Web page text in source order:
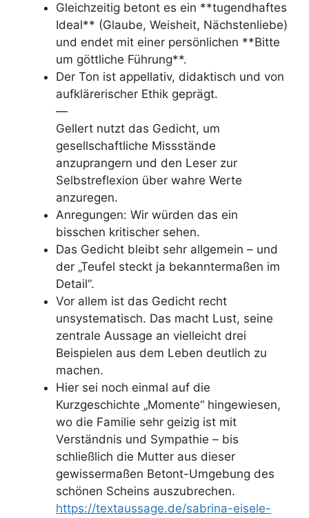
Gleichzeitig betont es ein **tugendhaftes
Ideal** (Glaube, Weisheit, Nächstenliebe)
und endet mit einer persönlichen **Bitte
um göttliche Führung**.
Der Ton ist appellativ, didaktisch und von
aufklärerischer Ethik geprägt.
—
Gellert nutzt das Gedicht, um
gesellschaftliche Missstände
anzuprangern und den Leser zur
Selbstreflexion über wahre Werte
anzuregen.
Anregungen: Wir würden das ein
bisschen kritischer sehen.
Das Gedicht bleibt sehr allgemein – und
der „Teufel steckt ja bekanntermaßen im
Detail“.
Vor allem ist das Gedicht recht
unsystematisch. Das macht Lust, seine
zentrale Aussage an vielleicht drei
Beispielen aus dem Leben deutlich zu
machen.
Hier sei noch einmal auf die
Kurzgeschichte „Momente“ hingewiesen,
wo die Familie sehr geizig ist mit
Verständnis und Sympathie – bis
schließlich die Mutter aus dieser
gewissermaßen Betont-Umgebung des
schönen Scheins auszubrechen.
https://textaussage.de/sabrina-eisele-